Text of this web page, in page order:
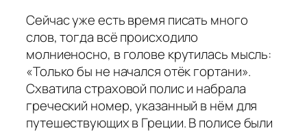
Сейчас уже есть время писать много
слов, тогда всё происходило
молниеносно, в голове крутилась мысль:
«Только бы не начался отёк гортани».
Схватила страховой полис и набрала
греческий номер, указанный в нём для
путешествующих в Греции. В полисе были